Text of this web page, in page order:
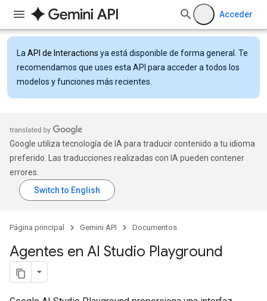
Acceder
La API de Interactions ya está disponible de forma general. Te
recomendamos que uses esta API para acceder a todos los
modelos y funciones más recientes.
Google utiliza tecnología de IA para traducir contenido a tu idioma
preferido. Las traducciones realizadas con IA pueden contener
errores.
Página principal Gemini API Documentos
Agentes en AI Studio Playground